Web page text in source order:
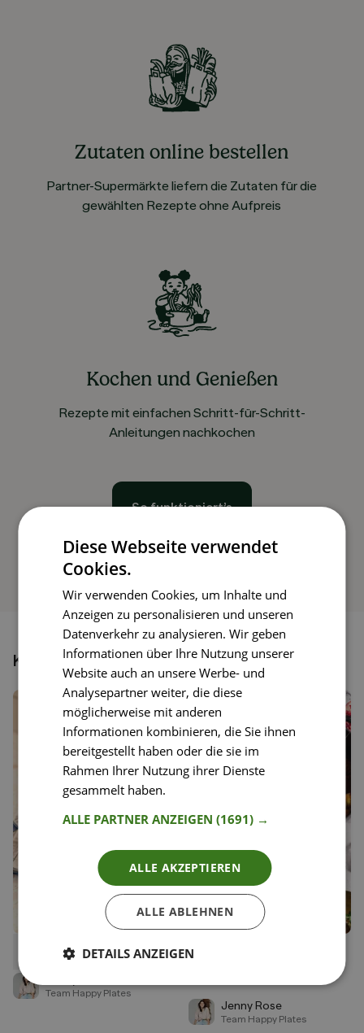
Zutaten online bestellen
Partner-Supermärkte liefern die Zutaten für die
gewählten Rezepte ohne Aufpreis
Kochen und Genießen
Rezepte mit einfachen Schritt-für-Schritt-
Anleitungen nachkochen
So funktioniert’s
Könnte dir auch gefallen
Gnocchi in Salbeibutter
Team Happy Plates
Orientalischer Eintopf mit
geröstetem Blumenkohl und
Jenny Rose
Team Happy Plates
Diese Webseite verwendet
Cookies.
Wir verwenden Cookies, um Inhalte und
Anzeigen zu personalisieren und unseren
Datenverkehr zu analysieren. Wir geben
Informationen über Ihre Nutzung unserer
Website auch an unsere Werbe- und
Analysepartner weiter, die diese
möglicherweise mit anderen
Informationen kombinieren, die Sie ihnen
bereitgestellt haben oder die sie im
Rahmen Ihrer Nutzung ihrer Dienste
gesammelt haben.
ALLE PARTNER ANZEIGEN(1691) →
ALLE AKZEPTIEREN
ALLE ABLEHNEN
DETAILS ANZEIGEN